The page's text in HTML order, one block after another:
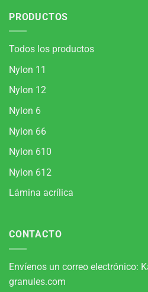
PRODUCTOS
Todos los productos
Nylon 11
Nylon 12
Nylon 6
Nylon 66
Nylon 610
Nylon 612
Lámina acrílica
CONTACTO
Envíenos un correo electrónico:
granules.com